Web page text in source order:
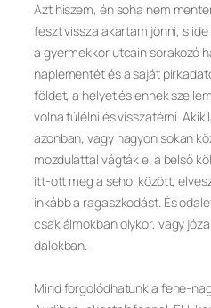
Azt hiszem, én soha nem
feszt vissza akartam jönni, s
a gyermekkor utcáin sorakozó
naplementét és a saját
földet, a helyet és ennek
volna túlélni és visszatérni.
azonban, vagy nagyon sokan
mozdulattal vágták el a belső
itt-ott meg a sehol között,
inkább a ragaszkodást. És
csak álmokban olykor, vagy
dalokban.
Mind forgolódhatunk a fene-